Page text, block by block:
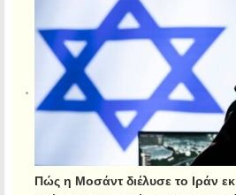
Πώς η Μοσάντ διέλυσε το Ιράν